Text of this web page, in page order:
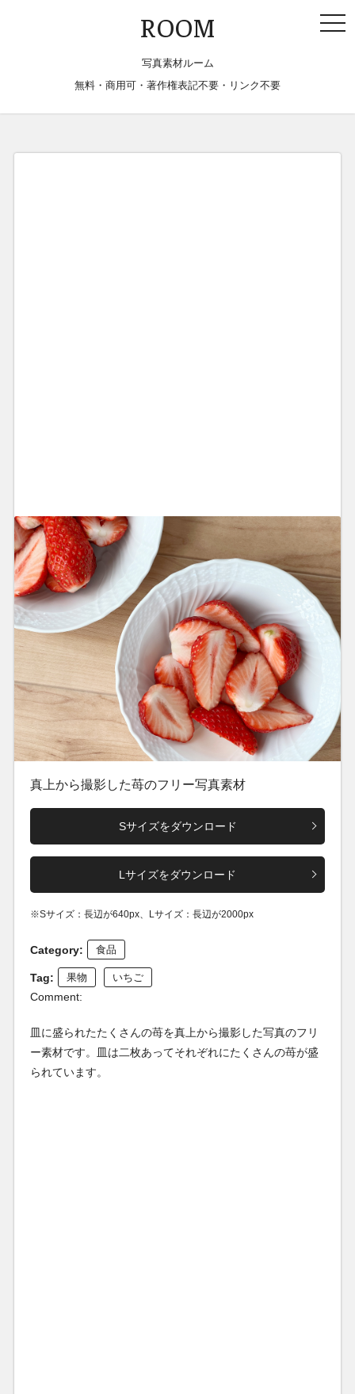
ROOM
写真素材ルーム
無料・商用可・著作権表記不要・リンク不要
真上から撮影した苺のフリー写真素材
Sサイズをダウンロード
Lサイズをダウンロード
※Sサイズ：長辺が640px、Lサイズ：長辺が2000px
Category: 食品
Tag: 果物 いちご
Comment:
皿に盛られたたくさんの苺を真上から撮影した写真のフリ
ー素材です。皿は二枚あってそれぞれにたくさんの苺が盛
られています。